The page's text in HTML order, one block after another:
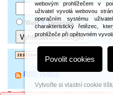
Web Deníček
RSS výstup
webovým prohlížečem v
uživatel vyvolá webovou
operačním systému
charakteristický řetězec,
prohlížeče při opětovném
Povolit cookies
Vytvořte si vlastní cookie